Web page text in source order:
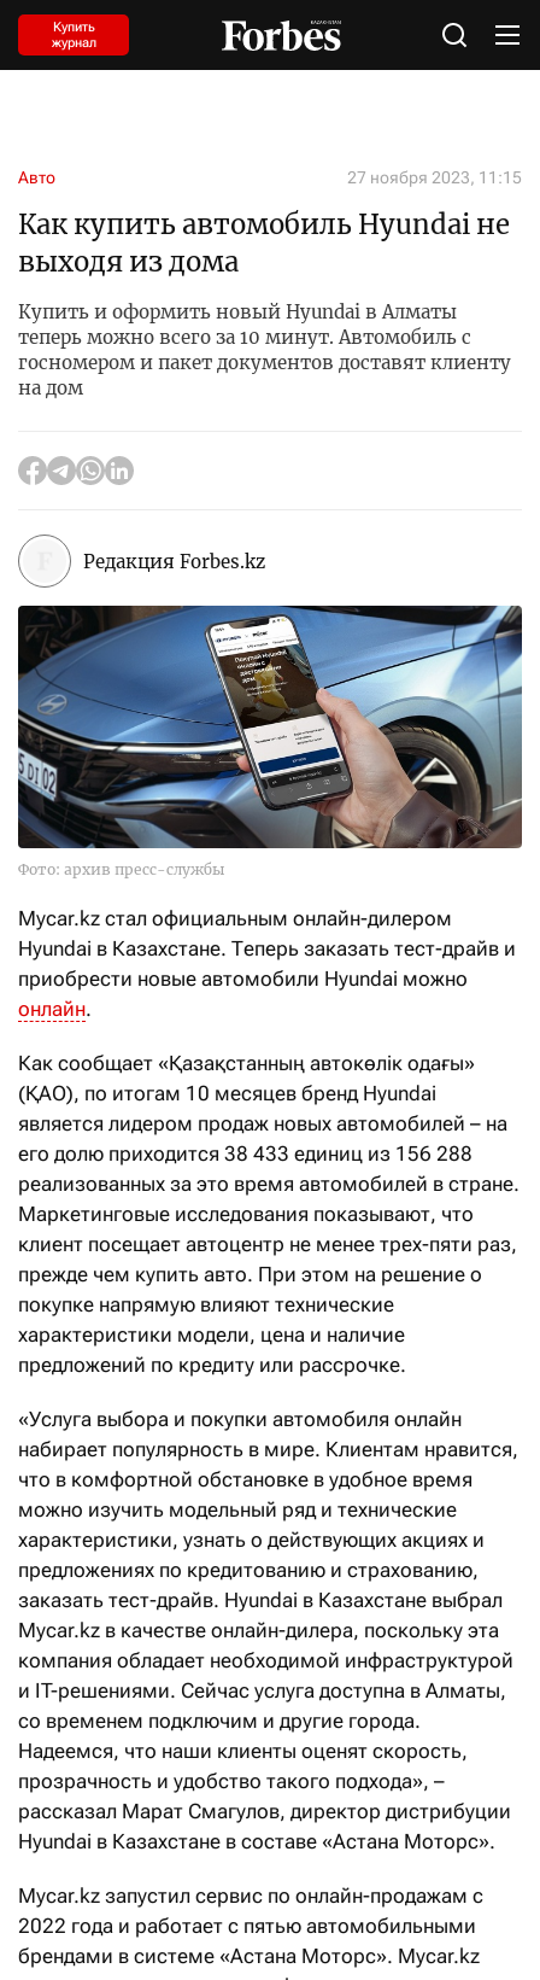
Купить
журнал
Авто 27 ноября 2023, 11:15
Как купить автомобиль Hyundai не
выходя из дома
Купить и оформить новый Hyundai в Алматы
теперь можно всего за 10 минут. Автомобиль с
госномером и пакет документов доставят клиенту
на дом
Редакция Forbes.kz
Фото: архив пресс-службы
Mycar.kz стал официальным онлайн-дилером
Hyundai в Казахстане. Теперь заказать тест-драйв и
приобрести новые автомобили Hyundai можно
онлайн.
Как сообщает «Қазақстанның автокөлік одағы»
(ҚАО), по итогам 10 месяцев бренд Hyundai
является лидером продаж новых автомобилей – на
его долю приходится 38 433 единиц из 156 288
реализованных за это время автомобилей в стране.
Маркетинговые исследования показывают, что
клиент посещает автоцентр не менее трех-пяти раз,
прежде чем купить авто. При этом на решение о
покупке напрямую влияют технические
характеристики модели, цена и наличие
предложений по кредиту или рассрочке.
«Услуга выбора и покупки автомобиля онлайн
набирает популярность в мире. Клиентам нравится,
что в комфортной обстановке в удобное время
можно изучить модельный ряд и технические
характеристики, узнать о действующих акциях и
предложениях по кредитованию и страхованию,
заказать тест-драйв. Hyundai в Казахстане выбрал
Mycar.kz в качестве онлайн-дилера, поскольку эта
компания обладает необходимой инфраструктурой
и IT-решениями. Сейчас услуга доступна в Алматы,
со временем подключим и другие города.
Надеемся, что наши клиенты оценят скорость,
прозрачность и удобство такого подхода», –
рассказал Марат Смагулов, директор дистрибуции
Hyundai в Казахстане в составе «Астана Моторс».
Mycar.kz запустил сервис по онлайн-продажам с
2022 года и работает с пятью автомобильными
брендами в системе «Астана Моторс». Mycar.kz